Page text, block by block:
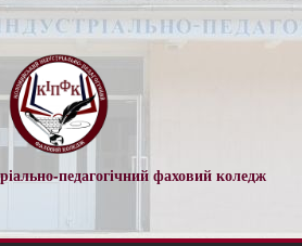
педагогічний фаховий коледж